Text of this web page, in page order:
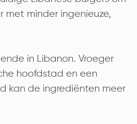
met minder ingenieuze,
in Libanon. Vroeger
hoofdstad en een
kan de ingrediënten meer